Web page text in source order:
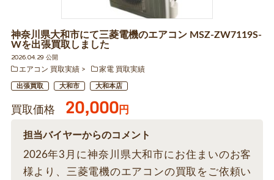
神奈川県大和市にて三菱電機のエアコン MSZ-ZW7119S-
Wを出張買取しました
2026.04.29 公開
エアコン 買取実績
家電 買取実績
出張買取 大和市 大和本店
買取価格 20,000円
担当バイヤーからのコメント
2026年3月に神奈川県大和市にお住まいのお客
様より、三菱電機のエアコンの買取をご依頼い